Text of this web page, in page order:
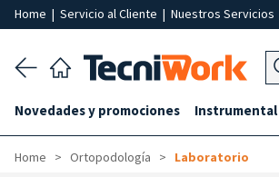
Home | Servicio al Cliente | Nuestros Servicios
Novedades y promociones Instrumental
Home Ortopodología Laboratorio